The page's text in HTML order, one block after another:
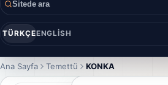
Sitede ara
TÜRKÇEENGLISH
Ana Sayfa Temettü KONKA